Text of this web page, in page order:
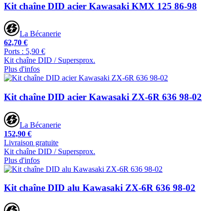
Kit chaîne DID acier Kawasaki KMX 125 86-98
La Bécanerie
62,70 €
Ports : 5,90 €
Kit chaîne DID / Supersprox.
Plus d'infos
Kit chaîne DID acier Kawasaki ZX-6R 636 98-02
La Bécanerie
152,90 €
Livraison gratuite
Kit chaîne DID / Supersprox.
Plus d'infos
Kit chaîne DID alu Kawasaki ZX-6R 636 98-02